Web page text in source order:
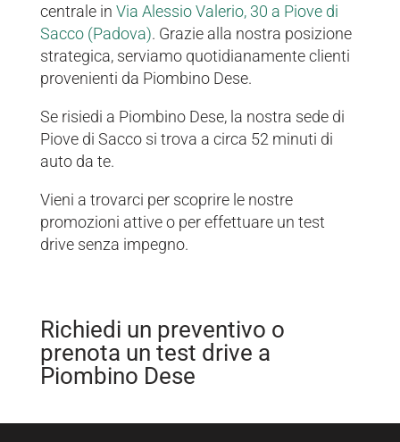
centrale in Via Alessio Valerio, 30 a Piove di
Sacco (Padova). Grazie alla nostra posizione
strategica, serviamo quotidianamente clienti
provenienti da Piombino Dese.
Se risiedi a Piombino Dese, la nostra sede di
Piove di Sacco si trova a circa 52 minuti di
auto da te.
Vieni a trovarci per scoprire le nostre
promozioni attive o per effettuare un test
drive senza impegno.
Richiedi un preventivo o
prenota un test drive a
Piombino Dese